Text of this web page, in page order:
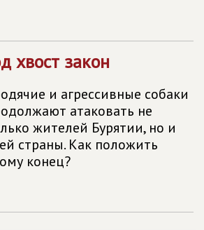
хвост закон
и агрессивные собаки
атаковать не
жителей Бурятии, но и
страны. Как положить
конец?